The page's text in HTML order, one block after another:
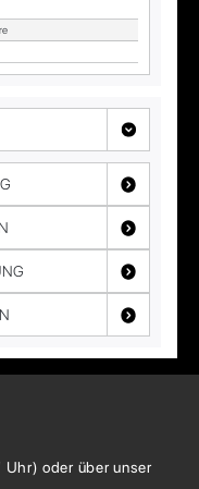
Uhr) oder überunser